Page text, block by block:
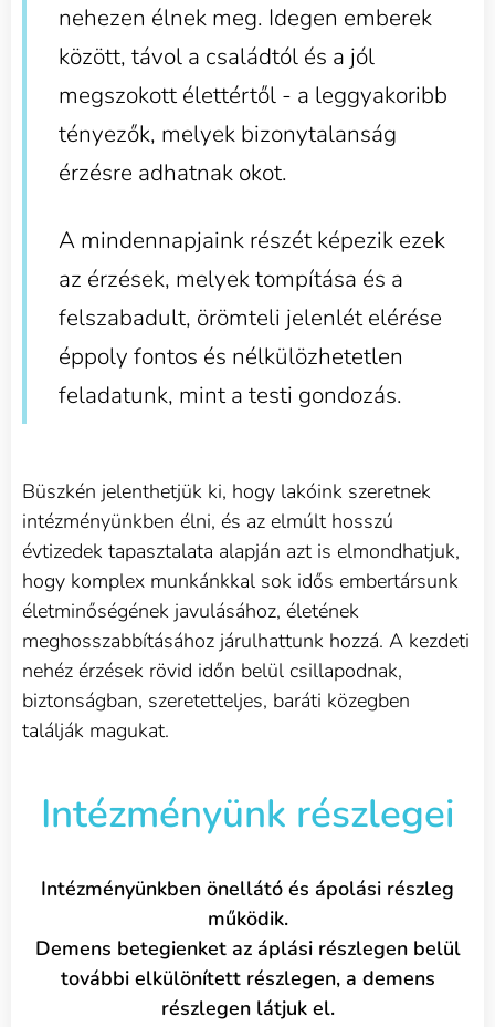
nehezen élnek meg. Idegen emberek
között, távol a családtól és a jól
megszokott élettértől - a leggyakoribb
tényezők, melyek bizonytalanság
érzésre adhatnak okot.
A mindennapjaink részét képezik ezek
az érzések, melyek tompítása és a
felszabadult, örömteli jelenlét elérése
éppoly fontos és nélkülözhetetlen
feladatunk, mint a testi gondozás.
Büszkén jelenthetjük ki, hogy lakóink szeretnek
intézményünkben élni, és az elmúlt hosszú
évtizedek tapasztalata alapján azt is elmondhatjuk,
hogy komplex munkánkkal sok idős embertársunk
életminőségének javulásához, életének
meghosszabbításához járulhattunk hozzá. A kezdeti
nehéz érzések rövid időn belül csillapodnak,
biztonságban, szeretetteljes, baráti közegben
találják magukat.
Intézményünk részlegei
Intézményünkben önellátó és ápolási részleg
működik.
Demens betegienket az áplási részlegen belül
további elkülönített részlegen, a demens
részlegen látjuk el.